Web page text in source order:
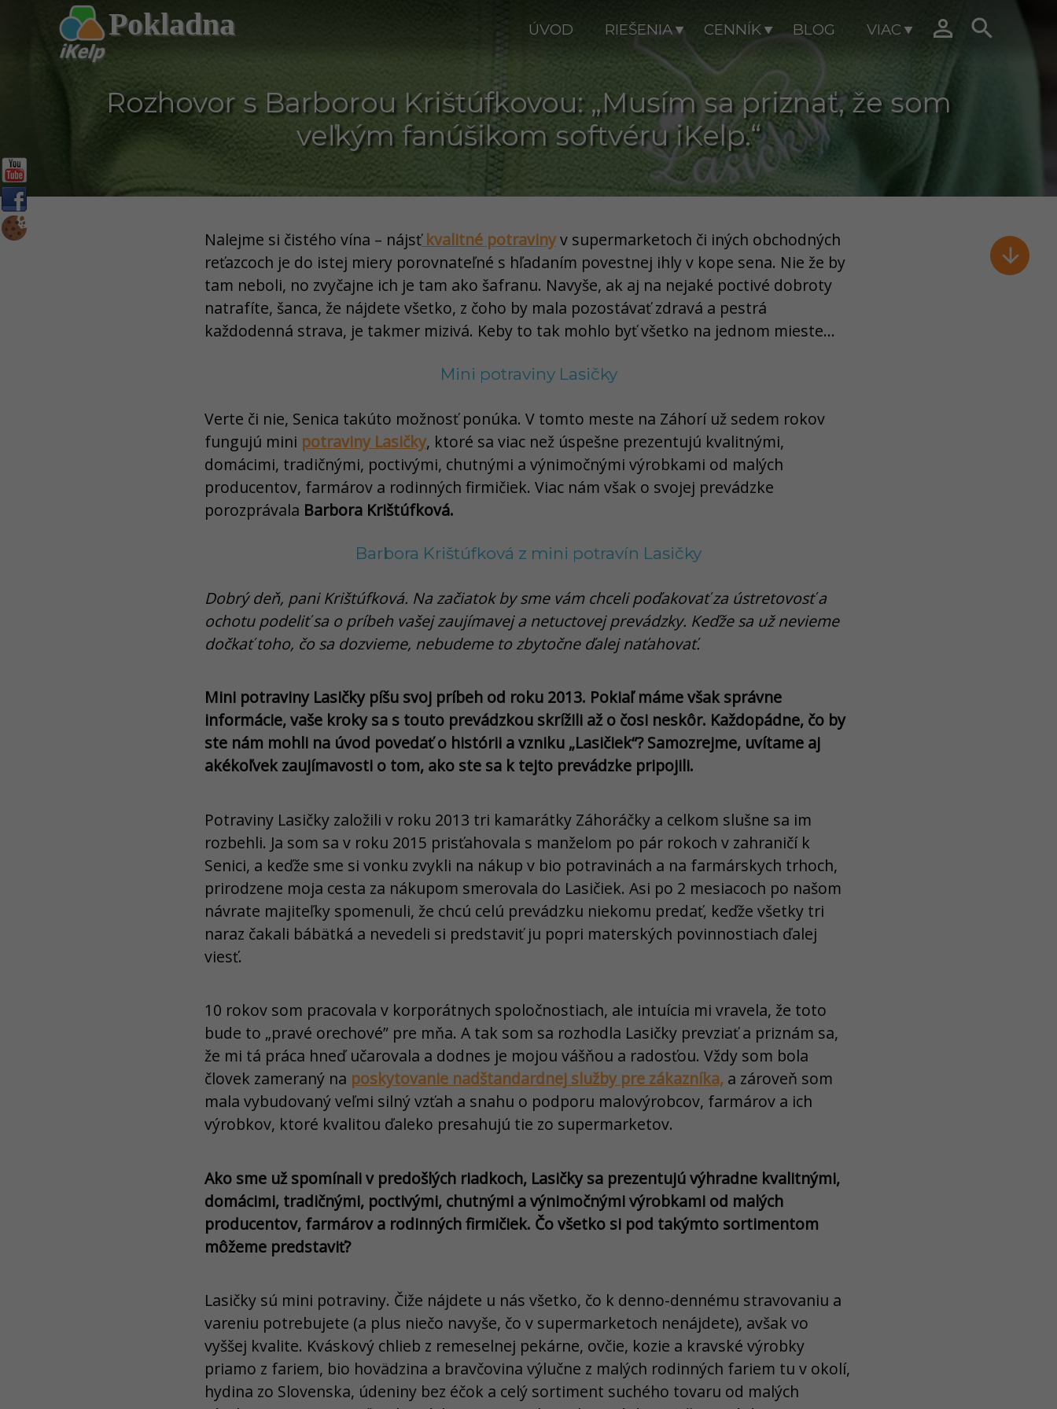
Pokladna ÚVOD RIEŠENIA CENNÍK BLOG VIAC  

Rozhovor s Barborou Krištúfkovou: „Musím sa priznať, že som
veľkým fanúšikom softvéru iKelp.“
Nalejme si čistého vína – nájsťkvalitné potravinyv supermarketoch či iných obchodných
reťazcoch je do istej miery porovnateľné s hľadaním povestnej ihly v kope sena. Nie že by
tam neboli, no zvyčajne ich je tam ako šafranu. Navyše, ak aj na nejaké poctivé dobroty
natrafíte, šanca, že nájdete všetko, z čoho by mala pozostávať zdravá a pestrá
každodenná strava, je takmer mizivá. Keby to tak mohlo byť všetko na jednom mieste...
Mini potraviny Lasičky
Verte či nie, Senica takúto možnosť ponúka. V tomto meste na Záhorí už sedem rokov
fungujú mini potraviny Lasičky, ktoré sa viac než úspešne prezentujú kvalitnými,
domácimi, tradičnými, poctivými, chutnými a výnimočnými výrobkami od malých
producentov, farmárov a rodinných firmičiek. Viac nám však o svojej prevádzke
porozprávala Barbora Krištúfková.
Barbora Krištúfková z mini potravín Lasičky
Dobrý deň, pani Krištúfková. Na začiatok by sme vám chceli poďakovať za ústretovosť a
ochotu podeliť sa o príbeh vašej zaujímavej a netuctovej prevádzky. Keďže sa už nevieme
dočkať toho, čo sa dozvieme, nebudeme to zbytočne ďalej naťahovať.
Mini potraviny Lasičky píšu svoj príbeh od roku 2013. Pokiaľ máme však správne
informácie, vaše kroky sa s touto prevádzkou skrížili až o čosi neskôr. Každopádne, čo by
ste nám mohli na úvod povedať o histórii a vzniku „Lasičiek“? Samozrejme, uvítame aj
akékoľvek zaujímavosti o tom, ako ste sa k tejto prevádzke pripojili.
Potraviny Lasičky založili v roku 2013 tri kamarátky Záhoráčky a celkom slušne sa im
rozbehli. Ja som sa v roku 2015 prisťahovala s manželom po pár rokoch v zahraničí k
Senici, a keďže sme si vonku zvykli na nákup v bio potravinách a na farmárskych trhoch,
prirodzene moja cesta za nákupom smerovala do Lasičiek. Asi po 2 mesiacoch po našom
návrate majiteľky spomenuli, že chcú celú prevádzku niekomu predať, keďže všetky tri
naraz čakali bábätká a nevedeli si predstaviť ju popri materských povinnostiach ďalej
viesť.
10 rokov som pracovala v korporátnych spoločnostiach, ale intuícia mi vravela, že toto
bude to „pravé orechové” pre mňa. A tak som sa rozhodla Lasičky prevziať a priznám sa,
že mi tá práca hneď učarovala a dodnes je mojou vášňou a radosťou. Vždy som bola
človek zameraný na poskytovanie nadštandardnej služby pre zákazníka, a zároveň som
mala vybudovaný veľmi silný vzťah a snahu o podporu malovýrobcov, farmárov a ich
výrobkov, ktoré kvalitou ďaleko presahujú tie zo supermarketov.
Ako sme už spomínali v predošlých riadkoch, Lasičky sa prezentujú výhradne kvalitnými,
domácimi, tradičnými, poctivými, chutnými a výnimočnými výrobkami od malých
producentov, farmárov a rodinných firmičiek. Čo všetko si pod takýmto sortimentom
môžeme predstaviť?
Lasičky sú mini potraviny. Čiže nájdete u nás všetko, čo k denno-dennému stravovaniu a
vareniu potrebujete (a plus niečo navyše, čo v supermarketoch nenájdete), avšak vo
vyššej kvalite. Kváskový chlieb z remeselnej pekárne, ovčie, kozie a kravské výrobky
priamo z fariem, bio hovädzina a bravčovina výlučne z malých rodinných fariem tu v okolí,
hydina zo Slovenska, údeniny bez éčok a celý sortiment suchého tovaru od malých